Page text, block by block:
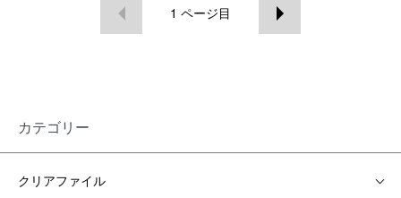
1 ページ目
カテゴリー
クリアファイル